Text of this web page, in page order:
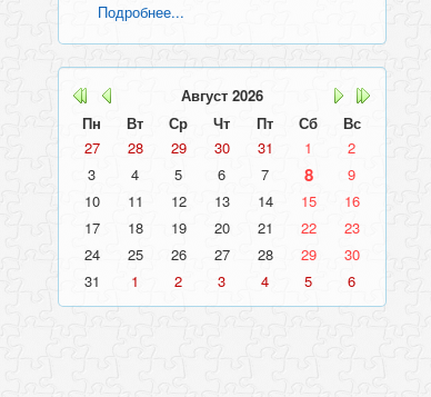
Подробнее...
Август 2026
Пн
Вт Ср Чт Пт Сб
Вс
27
28 29 30 31 1
2
3
4 5 6 7 8
9
10
11 12 13 14 15
16
17
18 19 20 21 22
23
24
25 26 27 28 29
30
31
1 2 3 4 5 6